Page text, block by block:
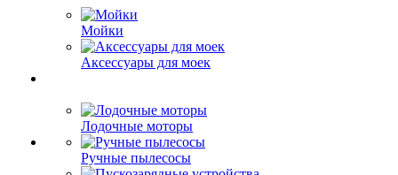
Мойки
Аксессуары для моек
Лодочные моторы
Ручные пылесосы